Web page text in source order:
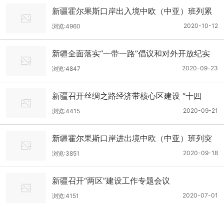
新疆霍尔果斯口岸出入境中欧（中亚）班列累
计突破1万列
2020-10-12
浏览:4960
新疆全面落实“一带一路”倡议和对外开放纪实
2020-09-23
浏览:4847
新疆召开丝绸之路经济带核心区建设 “十四
五”专项规划座谈会
2020-09-21
浏览:4415
新疆霍尔果斯口岸进出境中欧（中亚）班列突
破3000列
2020-09-18
浏览:3851
新疆召开“两区”建设工作专题会议
2020-07-01
浏览:4151